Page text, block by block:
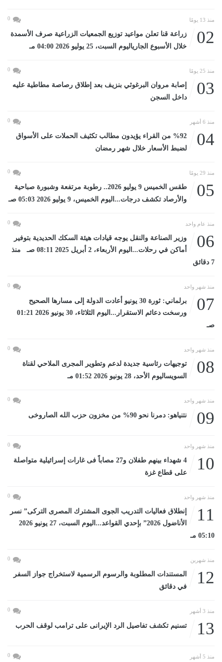
منذ 13 يومًا 0
02
زراعة قنا تعلن مواعيد توزيع الجمعيات الزراعية صرف الأسمدة
خلال الأسبوع الجارياليوم السبت، 25 يوليو 2026 04:00 مـ
منذ 25 يومًا 0
03
إصابة مروان البرغوثي بنزيف بعد إطلاق رصاصة مطاطية عليه
داخل السجن
منذ 6 أشهر 0
04
%92 من القراء يؤيدون مطالب تكثيف الحملات على الأسواق
لضبط الأسعار خلال شهر رمضان
منذ 29 يومًا 0
05
طقس الخميس 9 يوليو 2026.. رطوبة مرتفعة وشبورة صباحية
والأرصاد تكشف درجات...اليوم الخميس، 9 يوليو 2026 05:03 صـ
منذ عام واحد 0
06
وزير الصناعة والنقل يوجه قيادات هيئة السكك الحديدية بتوفير
أماكن في رحلات...اليوم الأربعاء، 2 أبريل 2025 08:11 صـ منذ
7 دقائق
منذ شهر واحد 0
07
برلماني: ثورة 30 يونيو أعادت الدولة إلى مسارها الصحيح
ورسخت دعائم الاستقرار...اليوم الثلاثاء، 30 يونيو 2026 01:21
صـ
منذ شهر واحد 0
08
توجيهات رئاسية جديدة لدعم وتطوير المجرى الملاحي لقناة
السويساليوم الأحد، 28 يونيو 2026 01:52 مـ
منذ شهر واحد 0
09 نتنياهو: دمرنا نحو 90% من مخزون حزب الله الصاروخى
منذ شهر واحد 0
10
4 شهداء بينهم طفلان و27 مصاباً فى غارات إسرائيلية متواصلة
على قطاع غزة
منذ شهر واحد 0
11
إنطلاق فعاليات التدريب الجوى المشترك المصرى التركى” نسر
الأناضول 2026” بإحدي القواعد...اليوم السبت، 27 يونيو 2026
05:10 مـ
منذ شهرين 0
12
المستندات المطلوبة والرسوم الرسمية لاستخراج جواز السفر
في دقائق
منذ 3 أشهر 0
13 تسنيم تكشف تفاصيل الرد الإيرانى على ترامب لوقف الحرب
منذ 5 أشهر 0